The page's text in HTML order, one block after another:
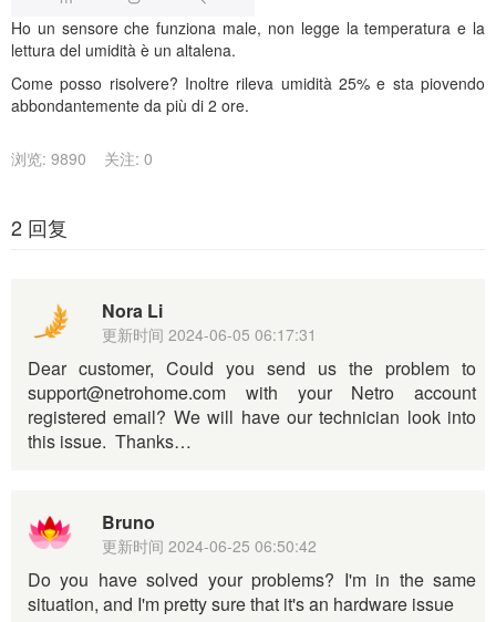
Ho un sensore che funziona male, non legge la temperatura e la
lettura del umidità è un altalena.
Come posso risolvere? Inoltre rileva umidità 25% e sta piovendo
abbondantemente da più di 2 ore.
浏览: 9890 关注: 0
2 回复
Nora Li
更新时间2024-06-05 06:17:31
Dear customer, Could you send us the problem to
support@netrohome.com with your Netro account
registered email? We will have our technician look into
this issue. Thanks…
Bruno
更新时间2024-06-25 06:50:42
Do you have solved your problems? I'm in the same
situation, and I'm pretty sure that it's an hardware issue